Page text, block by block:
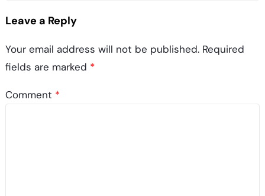
Leave a Reply
Your email address will not be published. Required
fields are marked *
Comment *